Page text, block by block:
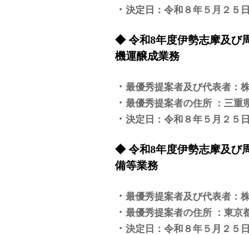
・ 決定日：令和８年５月２５日
◆ 令和8年度伊勢志摩及び
機運醸成業務
・ 最優秀提案者及び代表者
・ 最優秀提案者の住所 ：三重
・ 決定日：令和８年５月２５日
◆ 令和8年度伊勢志摩及び
備等業務
・ 最優秀提案者及び代表者：
・ 最優秀提案者の住所 ：東京
・ 決定日：令和８年５月２５日